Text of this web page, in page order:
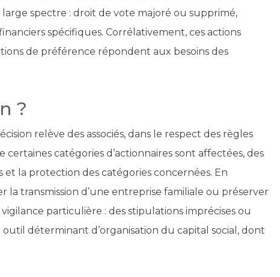
spectre : droit de vote majoré ou supprimé,
spécifiques. Corrélativement, ces actions
de préférence répondent aux besoins des
?
relève des associés, dans le respect des règles
catégories d’actionnaires sont affectées, des
la protection des catégories concernées. En
transmission d’une entreprise familiale ou préserver
particulière : des stipulations imprécises ou
déterminant d’organisation du capital social, dont